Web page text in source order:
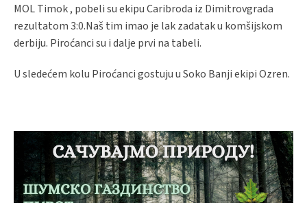
MOL Timok , pobeli su ekipu Caribroda iz Dimitrovgrada
rezultatom 3:0.Naš tim imao je lak zadatak u komšijskom
derbiju. Piroćanci su i dalje prvi na tabeli.
U sledećem kolu Piroćanci gostuju u Soko Banji ekipi Ozren.